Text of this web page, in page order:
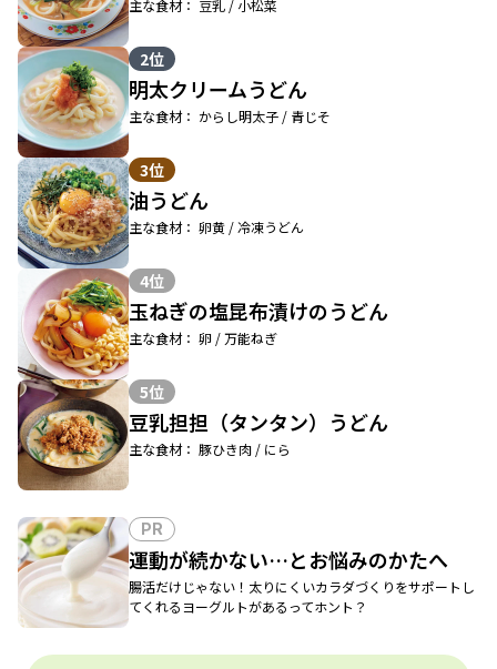
主な食材： 豆乳 / 小松菜
2位
明太クリームうどん
主な食材： からし明太子 / 青じそ
3位
油うどん
主な食材： 卵黄 / 冷凍うどん
4位
玉ねぎの塩昆布漬けのうどん
主な食材： 卵 / 万能ねぎ
5位
豆乳担担（タンタン）うどん
主な食材： 豚ひき肉 / にら
PR
運動が続かない…とお悩みのかたへ
腸活だけじゃない！太りにくいカラダづくりをサポートし
てくれるヨーグルトがあるってホント？